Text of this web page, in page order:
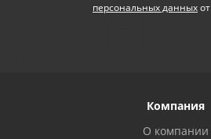
персональных данных
Компания
О компании